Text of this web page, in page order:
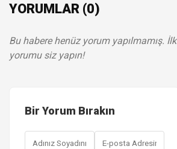
YORUMLAR (0)
Bu habere henüz yorum yapılmamış. İlk
yorumu siz yapın!
Bir Yorum Bırakın